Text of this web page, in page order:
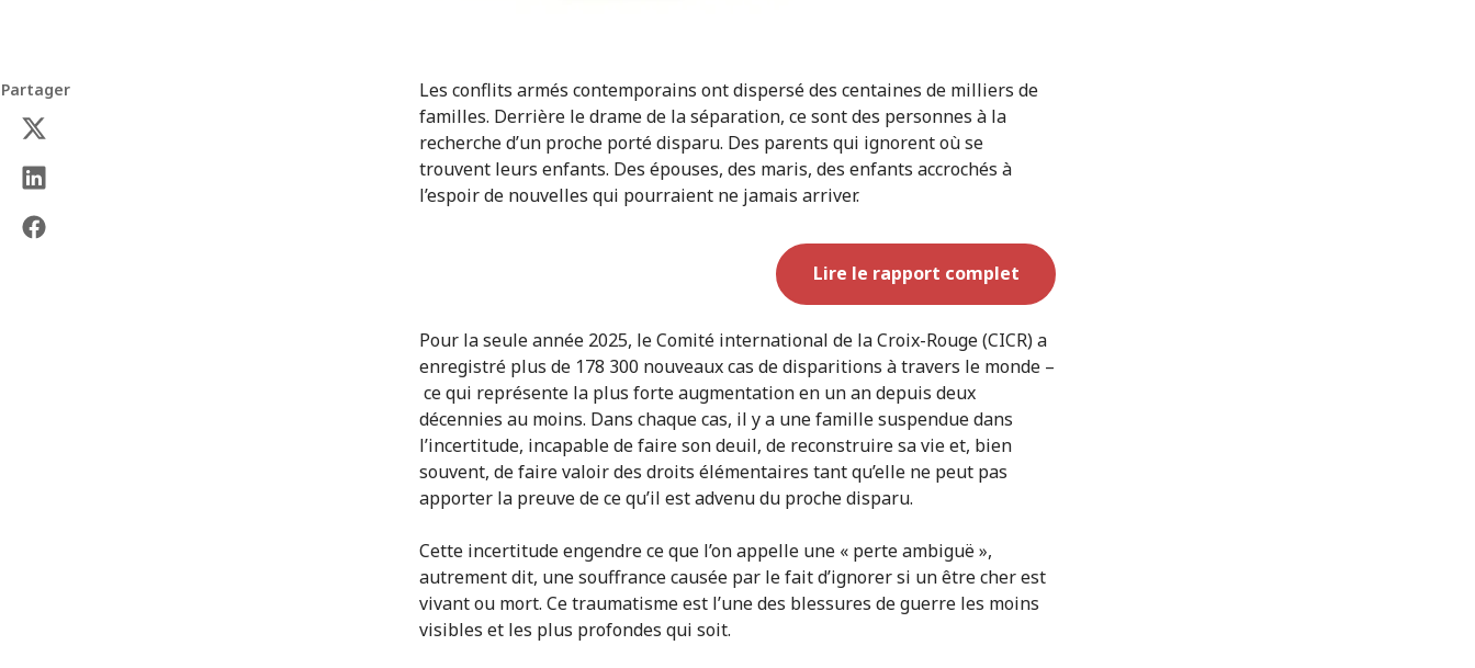
Partager
Les conflits armés contemporains ont dispersé des centaines de milliers de
familles. Derrière le drame de la séparation, ce sont des personnes à la
recherche d’un proche porté disparu. Des parents qui ignorent où se
trouvent leurs enfants. Des épouses, des maris, des enfants accrochés à
l’espoir de nouvelles qui pourraient ne jamais arriver.
Lire le rapport complet
Pour la seule année 2025, le Comité international de la Croix-Rouge (CICR) a
enregistré plus de 178 300 nouveaux cas de disparitions à travers le monde –
ce qui représente la plus forte augmentation en un an depuis deux
décennies au moins. Dans chaque cas, il y a une famille suspendue dans
l’incertitude, incapable de faire son deuil, de reconstruire sa vie et, bien
souvent, de faire valoir des droits élémentaires tant qu’elle ne peut pas
apporter la preuve de ce qu’il est advenu du proche disparu.
Cette incertitude engendre ce que l’on appelle une « perte ambiguë »,
autrement dit, une souffrance causée par le fait d’ignorer si un être cher est
vivant ou mort. Ce traumatisme est l’une des blessures de guerre les moins
visibles et les plus profondes qui soit.